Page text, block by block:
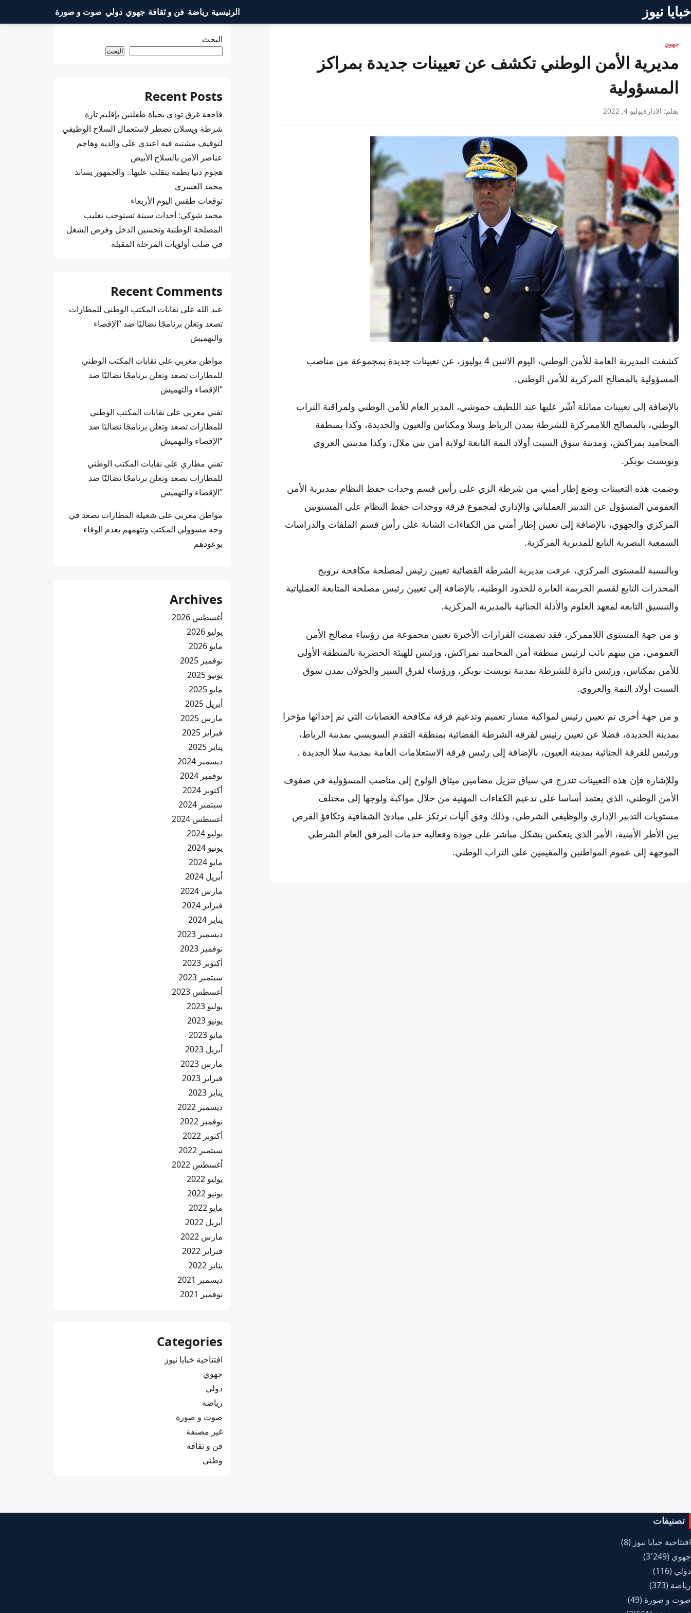
خبايا نيوز الرئيسية رياضة فن و ثقافة جهوي دولي صوت و صورة
جهوي
مديرية الأمن الوطني تكشف عن تعيينات جديدة بمراكز
المسؤولية
بقلم: الادارةيوليو 4, 2022
كشفت المديرية العامة للأمن الوطني، اليوم الاثنين 4 يوليوز، عن تعيينات جديدة بمجموعة من مناصب
المسؤولية بالمصالح المركزية للأمن الوطني.
بالإضافة إلى تعيينات مماثلة أشّر عليها عبد اللطيف حموشي، المدير العام للأمن الوطني ولمراقبة التراب
الوطني، بالمصالح اللاممركزة للشرطة بمدن الرباط وسلا ومكناس والعيون والجديدة، وكذا بمنطقة
المحاميد بمراكش، ومدينة سوق السبت أولاد النمة التابعة لولاية أمن بني ملال، وكذا مدينتي العروي
وتويست بوبكر.
وضمت هذه التعيينات وضع إطار أمني من شرطة الزي على رأس قسم وحدات حفظ النظام بمديرية الأمن
العمومي المسؤول عن التدبير العملياتي والإداري لمجموع فرقة ووحدات حفظ النظام على المستويين
المركزي والجهوي، بالإضافة إلى تعيين إطار أمني من الكفاءات الشابة على رأس قسم الملفات والدراسات
السمعية البصرية التابع للمديرية المركزية.
وبالنسبة للمستوى المركزي، عرفت مديرية الشرطة القضائية تعيين رئيس لمصلحة مكافحة ترويج
المخدرات التابع لقسم الجريمة العابرة للحدود الوطنية، بالإضافة إلى تعيين رئيس مصلحة المتابعة العملياتية
والتنسيق التابعة لمعهد العلوم والأدلة الجنائية بالمديرية المركزية.
و من جهة المستوى اللاممركز، فقد تضمنت القرارات الأخيرة تعيين مجموعة من رؤساء مصالح الأمن
العمومي، من بينهم نائب لرئيس منطقة أمن المحاميد بمراكش، ورئيس للهيئة الحضرية بالمنطقة الأولى
للأمن بمكناس، ورئيس دائرة للشرطة بمدينة تويست بوبكر، ورؤساء لفرق السير والجولان بمدن سوق
السبت أولاد النمة والعروي.
و من جهة أخرى تم تعيين رئيس لمواكبة مسار تعميم وتدعيم فرقة مكافحة العصابات التي تم إحداثها مؤخرا
بمدينة الجديدة، فضلا عن تعيين رئيس لفرقة الشرطة القضائية بمنطقة التقدم السويسي بمدينة الرباط،
ورئيس للفرقة الجنائية بمدينة العيون، بالإضافة إلى رئيس فرقة الاستعلامات العامة بمدينة سلا الجديدة .
وللإشارة فإن هذه التعيينات تندرج في سياق تنزيل مضامين ميثاق الولوج إلى مناصب المسؤولية في صفوف
الأمن الوطني، الذي يعتمد أساسا على تدعيم الكفاءات المهنية من خلال مواكبة ولوجها إلى مختلف
مستويات التدبير الإداري والوظيفي الشرطي، وذلك وفق آليات ترتكز على مبادئ الشفافية وتكافؤ الفرص
بين الأطر الأمنية، الأمر الذي ينعكس بشكل مباشر على جودة وفعالية خدمات المرفق العام الشرطي
الموجهة إلى عموم المواطنين والمقيمين على التراب الوطني.
البحث
البحث
Recent Posts
فاجعة غرق تودي بحياة طفلتين بإقليم تازة
شرطة ويسلان تضطر لاستعمال السلاح الوظيفي
لتوقيف مشتبه فيه اعتدى على والديه وهاجم
عناصر الأمن بالسلاح الأبيض
هجوم دنيا بطمة ينقلب عليها.. والجمهور يساند
محمد العسري
توقعات طقس اليوم الأربعاء
محمد شوكي: أحداث سبتة تستوجب تغليب
المصلحة الوطنية وتحسين الدخل وفرص الشغل
في صلب أولويات المرحلة المقبلة
Recent Comments
عبد الله على نقابات المكتب الوطني للمطارات
تصعد وتعلن برنامجًا نضاليًا ضد “الإقصاء
والتهميش
مواطن مغربي على نقابات المكتب الوطني
للمطارات تصعد وتعلن برنامجًا نضاليًا ضد
“الإقصاء والتهميش
تقني مغربي على نقابات المكتب الوطني
للمطارات تصعد وتعلن برنامجًا نضاليًا ضد
“الإقصاء والتهميش
تقني مطاري على نقابات المكتب الوطني
للمطارات تصعد وتعلن برنامجًا نضاليًا ضد
“الإقصاء والتهميش
مواطن مغربي على شغيلة المطارات تصعد في
وجه مسؤولي المكتب وتتهمهم بعدم الوفاء
بوعودهم
Archives
أغسطس 2026
يوليو 2026
مايو 2026
نوفمبر 2025
يونيو 2025
مايو 2025
أبريل 2025
مارس 2025
فبراير 2025
يناير 2025
ديسمبر 2024
نوفمبر 2024
أكتوبر 2024
سبتمبر 2024
أغسطس 2024
يوليو 2024
يونيو 2024
مايو 2024
أبريل 2024
مارس 2024
فبراير 2024
يناير 2024
ديسمبر 2023
نوفمبر 2023
أكتوبر 2023
سبتمبر 2023
أغسطس 2023
يوليو 2023
يونيو 2023
مايو 2023
أبريل 2023
مارس 2023
فبراير 2023
يناير 2023
ديسمبر 2022
نوفمبر 2022
أكتوبر 2022
سبتمبر 2022
أغسطس 2022
يوليو 2022
يونيو 2022
مايو 2022
أبريل 2022
مارس 2022
فبراير 2022
يناير 2022
ديسمبر 2021
نوفمبر 2021
Categories
افتتاحية خبايا نيوز
جهوي
دولي
رياضة
صوت و صورة
غير مصنفة
فن و ثقافة
وطني
تصنيفات
افتتاحية خبايا نيوز (8)
جهوي (3٬249)
دولي (116)
رياضة (373)
صوت و صورة (49)